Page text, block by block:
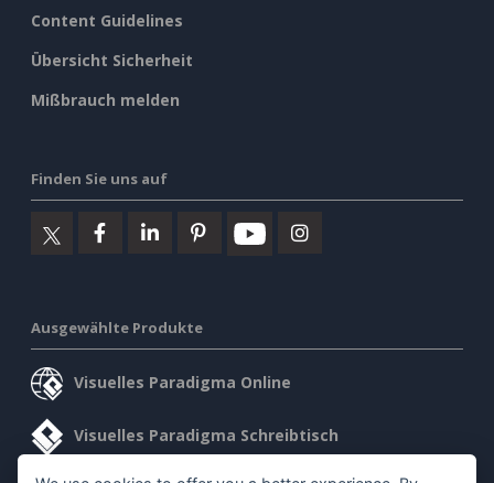
Content Guidelines
Übersicht Sicherheit
Mißbrauch melden
Finden Sie uns auf
Ausgewählte Produkte
Visuelles Paradigma Online
Visuelles Paradigma Schreibtisch